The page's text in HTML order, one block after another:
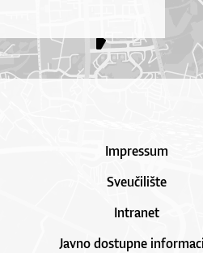
Impressum
Sveučilište
Intranet
Javno dostupne